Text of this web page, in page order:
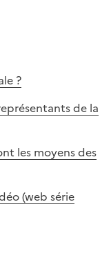
?
de la
les moyens des
(web série